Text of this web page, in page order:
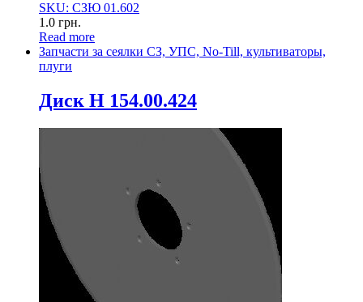
SKU: СЗЮ 01.602
1.0 грн.
Read more
Запчасти за сеялки СЗ, УПС, No-Till, культиваторы,
плуги
Диск Н 154.00.424